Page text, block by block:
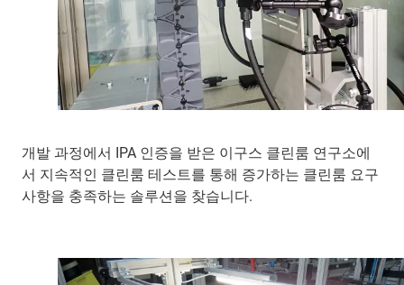
개발 과정에서 IPA 인증을 받은 이구스 클린룸 연구소에
서 지속적인 클린룸 테스트를 통해 증가하는 클린룸 요구
사항을 충족하는 솔루션을 찾습니다.